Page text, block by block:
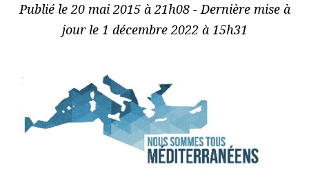
Publié le 20 mai 2015 à 21h08 - Dernière mise à
jour le 1 décembre 2022 à 15h31